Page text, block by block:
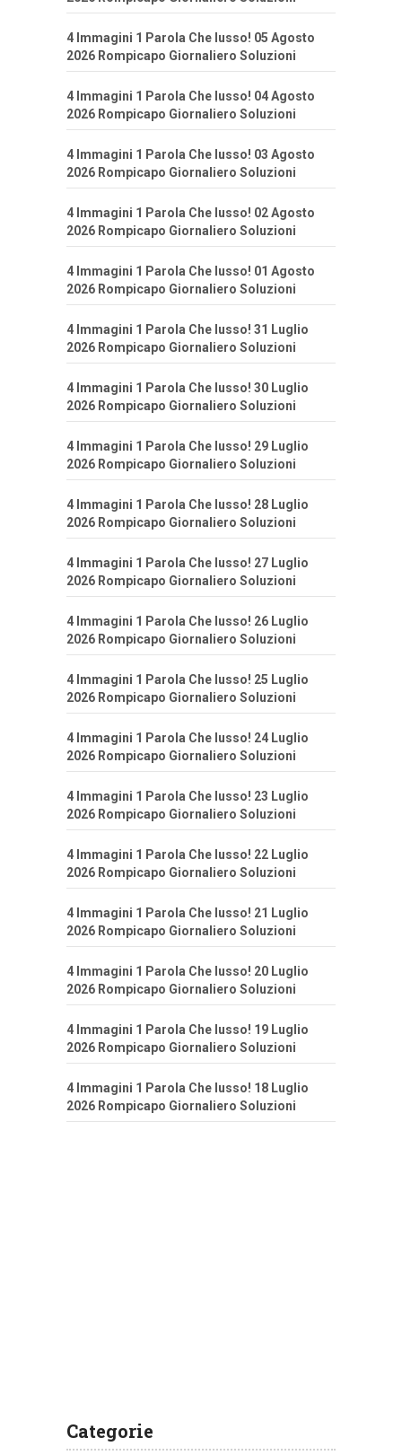
4 Immagini 1 Parola Che lusso! 05 Agosto
2026 Rompicapo Giornaliero Soluzioni
4 Immagini 1 Parola Che lusso! 04 Agosto
2026 Rompicapo Giornaliero Soluzioni
4 Immagini 1 Parola Che lusso! 03 Agosto
2026 Rompicapo Giornaliero Soluzioni
4 Immagini 1 Parola Che lusso! 02 Agosto
2026 Rompicapo Giornaliero Soluzioni
4 Immagini 1 Parola Che lusso! 01 Agosto
2026 Rompicapo Giornaliero Soluzioni
4 Immagini 1 Parola Che lusso! 31 Luglio
2026 Rompicapo Giornaliero Soluzioni
4 Immagini 1 Parola Che lusso! 30 Luglio
2026 Rompicapo Giornaliero Soluzioni
4 Immagini 1 Parola Che lusso! 29 Luglio
2026 Rompicapo Giornaliero Soluzioni
4 Immagini 1 Parola Che lusso! 28 Luglio
2026 Rompicapo Giornaliero Soluzioni
4 Immagini 1 Parola Che lusso! 27 Luglio
2026 Rompicapo Giornaliero Soluzioni
4 Immagini 1 Parola Che lusso! 26 Luglio
2026 Rompicapo Giornaliero Soluzioni
4 Immagini 1 Parola Che lusso! 25 Luglio
2026 Rompicapo Giornaliero Soluzioni
4 Immagini 1 Parola Che lusso! 24 Luglio
2026 Rompicapo Giornaliero Soluzioni
4 Immagini 1 Parola Che lusso! 23 Luglio
2026 Rompicapo Giornaliero Soluzioni
4 Immagini 1 Parola Che lusso! 22 Luglio
2026 Rompicapo Giornaliero Soluzioni
4 Immagini 1 Parola Che lusso! 21 Luglio
2026 Rompicapo Giornaliero Soluzioni
4 Immagini 1 Parola Che lusso! 20 Luglio
2026 Rompicapo Giornaliero Soluzioni
4 Immagini 1 Parola Che lusso! 19 Luglio
2026 Rompicapo Giornaliero Soluzioni
4 Immagini 1 Parola Che lusso! 18 Luglio
2026 Rompicapo Giornaliero Soluzioni
Categorie